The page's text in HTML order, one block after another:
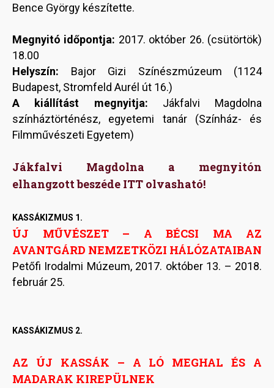
Bence György készítette.
Megnyitó időpontja: 2017. október 26. (csütörtök)
18.00
Helyszín: Bajor Gizi Színészmúzeum (1124
Budapest, Stromfeld Aurél út 16.)
A kiállítást megnyitja: Jákfalvi Magdolna
színháztörténész, egyetemi tanár (Színház- és
Filmművészeti Egyetem)
Jákfalvi Magdolna a megnyitón
elhangzott beszéde ITT olvasható!
KASSÁKIZMUS 1.
ÚJ MŰVÉSZET – A BÉCSI MA AZ
AVANTGÁRD NEMZETKÖZI HÁLÓZATAIBAN
Petőfi Irodalmi Múzeum, 2017. október 13. – 2018.
február 25.
KASSÁKIZMUS 2.
AZ ÚJ KASSÁK – A LÓ MEGHAL ÉS A
MADARAK KIREPÜLNEK